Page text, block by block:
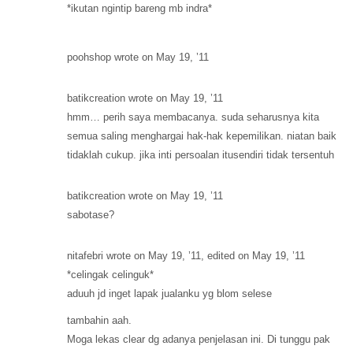
*ikutan ngintip bareng mb indra*
poohshop wrote on May 19, ’11
batikcreation wrote on May 19, ’11
hmm… perih saya membacanya. suda seharusnya kita
semua saling menghargai hak-hak kepemilikan. niatan baik
tidaklah cukup. jika inti persoalan itusendiri tidak tersentuh
batikcreation wrote on May 19, ’11
sabotase?
nitafebri wrote on May 19, ’11, edited on May 19, ’11
*celingak celinguk*
aduuh jd inget lapak jualanku yg blom selese
tambahin aah.
Moga lekas clear dg adanya penjelasan ini. Di tunggu pak